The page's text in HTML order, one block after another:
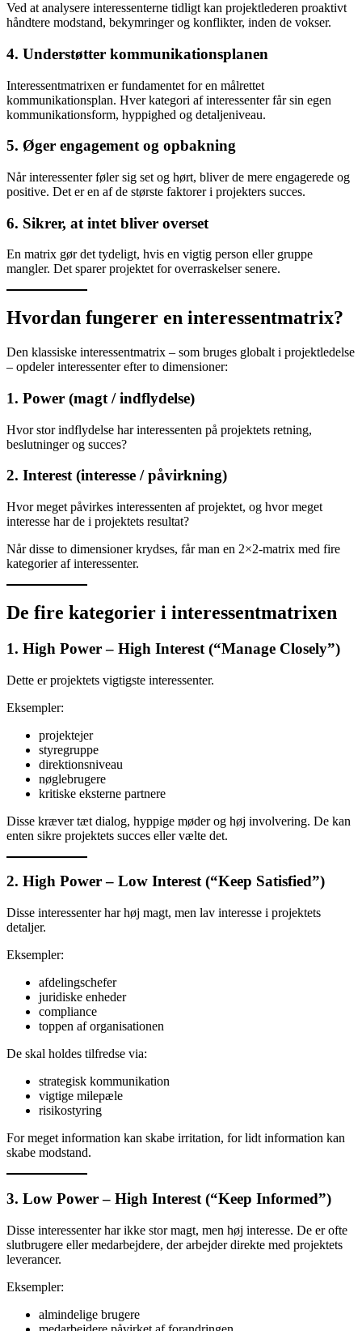
Ved at analysere interessenterne tidligt kan projektlederen proaktivt
håndtere modstand, bekymringer og konflikter, inden de vokser.
4. Understøtter kommunikationsplanen
Interessentmatrixen er fundamentet for en målrettet
kommunikationsplan. Hver kategori af interessenter får sin egen
kommunikationsform, hyppighed og detaljeniveau.
5. Øger engagement og opbakning
Når interessenter føler sig set og hørt, bliver de mere engagerede og
positive. Det er en af de største faktorer i projekters succes.
6. Sikrer, at intet bliver overset
En matrix gør det tydeligt, hvis en vigtig person eller gruppe
mangler. Det sparer projektet for overraskelser senere.
Hvordan fungerer en interessentmatrix?
Den klassiske interessentmatrix – som bruges globalt i projektledelse
– opdeler interessenter efter to dimensioner:
1. Power (magt / indflydelse)
Hvor stor indflydelse har interessenten på projektets retning,
beslutninger og succes?
2. Interest (interesse / påvirkning)
Hvor meget påvirkes interessenten af projektet, og hvor meget
interesse har de i projektets resultat?
Når disse to dimensioner krydses, får man en 2×2-matrix med fire
kategorier af interessenter.
De fire kategorier i interessentmatrixen
1. High Power – High Interest (“Manage Closely”)
Dette er projektets vigtigste interessenter.
Eksempler:
projektejer
styregruppe
direktionsniveau
nøglebrugere
kritiske eksterne partnere
Disse kræver tæt dialog, hyppige møder og høj involvering. De kan
enten sikre projektets succes eller vælte det.
2. High Power – Low Interest (“Keep Satisfied”)
Disse interessenter har høj magt, men lav interesse i projektets
detaljer.
Eksempler:
afdelingschefer
juridiske enheder
compliance
toppen af organisationen
De skal holdes tilfredse via:
strategisk kommunikation
vigtige milepæle
risikostyring
For meget information kan skabe irritation, for lidt information kan
skabe modstand.
3. Low Power – High Interest (“Keep Informed”)
Disse interessenter har ikke stor magt, men høj interesse. De er ofte
slutbrugere eller medarbejdere, der arbejder direkte med projektets
leverancer.
Eksempler:
almindelige brugere